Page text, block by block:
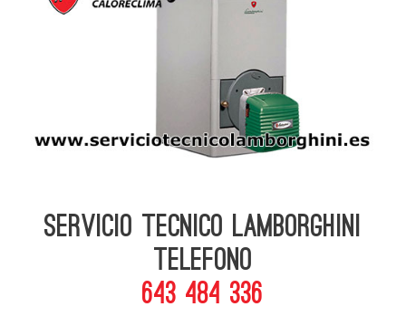
Servicio Tecnico Lamborghini
telefono
643 484 336